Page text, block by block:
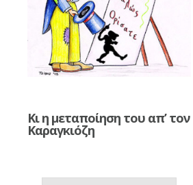
Κι η μεταποίηση του απ’ τον
Καραγκιόζη